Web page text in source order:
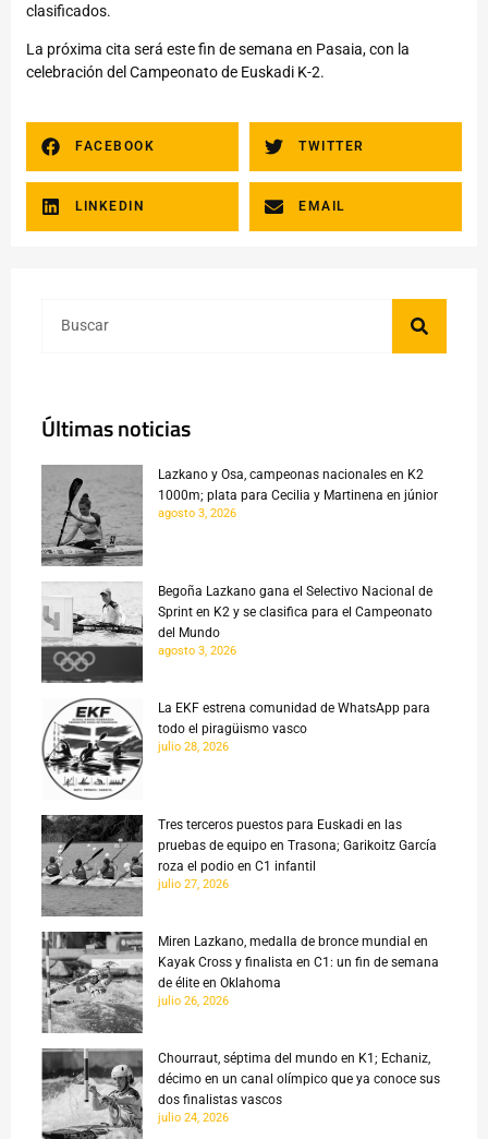
clasificados.
La próxima cita será este fin de semana en Pasaia, con la
celebración del Campeonato de Euskadi K-2.
FACEBOOK TWITTER
LINKEDIN EMAIL
Últimas noticias
Lazkano y Osa, campeonas nacionales en K2
1000m; plata para Cecilia y Martinena en júnior
agosto 3, 2026
Begoña Lazkano gana el Selectivo Nacional de
Sprint en K2 y se clasifica para el Campeonato
del Mundo
agosto 3, 2026
La EKF estrena comunidad de WhatsApp para
todo el piragüismo vasco
julio 28, 2026
Tres terceros puestos para Euskadi en las
pruebas de equipo en Trasona; Garikoitz García
roza el podio en C1 infantil
julio 27, 2026
Miren Lazkano, medalla de bronce mundial en
Kayak Cross y finalista en C1: un fin de semana
de élite en Oklahoma
julio 26, 2026
Chourraut, séptima del mundo en K1; Echaniz,
décimo en un canal olímpico que ya conoce sus
dos finalistas vascos
julio 24, 2026